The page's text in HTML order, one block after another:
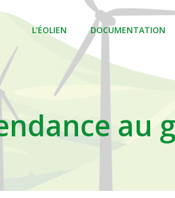
L’ÉOLIEN DOCUMENTATION
au